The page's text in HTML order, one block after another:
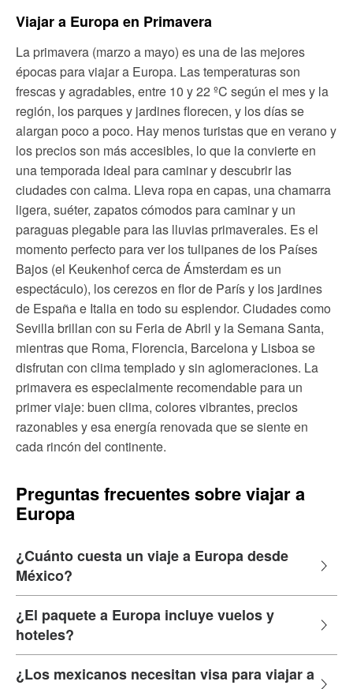
Viajar a Europa en Primavera
La primavera (marzo a mayo) es una de las mejores
épocas para viajar a Europa. Las temperaturas son
frescas y agradables, entre 10 y 22 ºC según el mes y la
región, los parques y jardines florecen, y los días se
alargan poco a poco. Hay menos turistas que en verano y
los precios son más accesibles, lo que la convierte en
una temporada ideal para caminar y descubrir las
ciudades con calma. Lleva ropa en capas, una chamarra
ligera, suéter, zapatos cómodos para caminar y un
paraguas plegable para las lluvias primaverales. Es el
momento perfecto para ver los tulipanes de los Países
Bajos (el Keukenhof cerca de Ámsterdam es un
espectáculo), los cerezos en flor de París y los jardines
de España e Italia en todo su esplendor. Ciudades como
Sevilla brillan con su Feria de Abril y la Semana Santa,
mientras que Roma, Florencia, Barcelona y Lisboa se
disfrutan con clima templado y sin aglomeraciones. La
primavera es especialmente recomendable para un
primer viaje: buen clima, colores vibrantes, precios
razonables y esa energía renovada que se siente en
cada rincón del continente.
Preguntas frecuentes sobre viajar a
Europa
¿Cuánto cuesta un viaje a Europa desde
México?
¿El paquete a Europa incluye vuelos y
hoteles?
¿Los mexicanos necesitan visa para viajar a